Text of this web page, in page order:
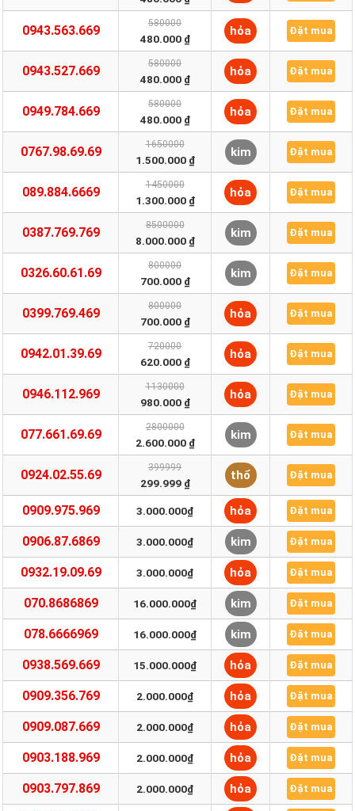
0943.563.669 580000
480.000 ₫
hỏa Đặt mua
0943.527.669 580000
480.000 ₫
hỏa Đặt mua
0949.784.669 580000
480.000 ₫
hỏa Đặt mua
0767.98.69.69 1650000
1.500.000 ₫
kim Đặt mua
089.884.6669 1450000
1.300.000 ₫
hỏa Đặt mua
0387.769.769 8500000
8.000.000 ₫
kim Đặt mua
0326.60.61.69 800000
700.000 ₫
kim Đặt mua
0399.769.469 800000
700.000 ₫
hỏa Đặt mua
0942.01.39.69 720000
620.000 ₫
hỏa Đặt mua
0946.112.969 1130000
980.000 ₫
hỏa Đặt mua
077.661.69.69 2800000
2.600.000 ₫
kim Đặt mua
0924.02.55.69 399999
299.999 ₫
thổ Đặt mua
0909.975.969 3.000.000₫ hỏa Đặt mua
0906.87.6869 3.000.000₫ kim Đặt mua
0932.19.09.69 3.000.000₫ hỏa Đặt mua
070.8686869 16.000.000₫ kim Đặt mua
078.6666969 16.000.000₫ kim Đặt mua
0938.569.669 15.000.000₫ hỏa Đặt mua
0909.356.769 2.000.000₫ hỏa Đặt mua
0909.087.669 2.000.000₫ hỏa Đặt mua
0903.188.969 2.000.000₫ hỏa Đặt mua
0903.797.869 2.000.000₫ hỏa Đặt mua